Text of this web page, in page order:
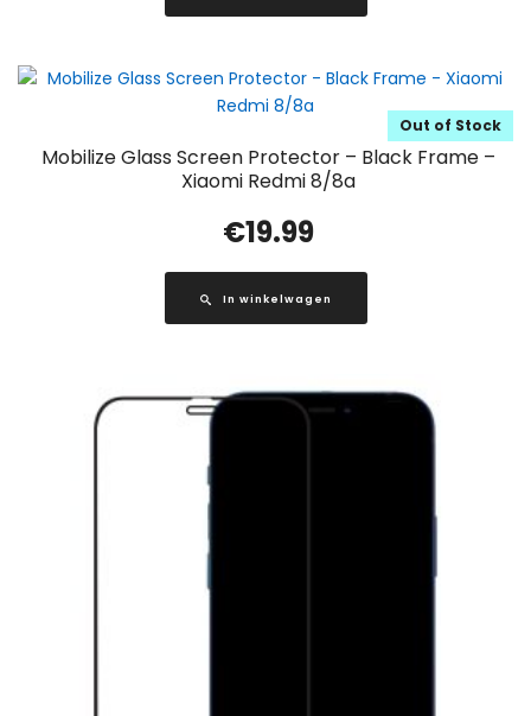
Mobilize Glass Screen Protector – Black Frame –
Xiaomi Redmi 8/8a
Out of Stock
€19.99
In winkelwagen